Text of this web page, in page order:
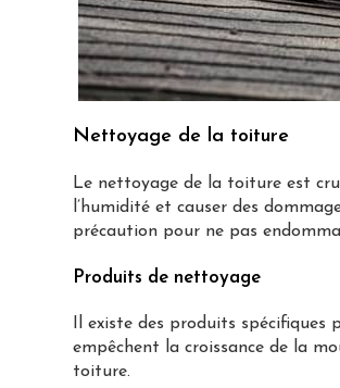
Nettoyage de la toiture
Le nettoyage de la toiture est
l’humidité et causer des
précaution pour ne pas
Produits de nettoyage
Il existe des produits
empêchent la croissance de la
toiture.